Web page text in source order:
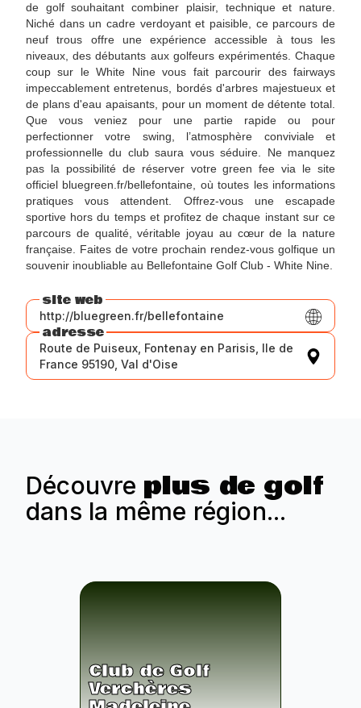
de golf souhaitant combiner plaisir, technique et nature.
Niché dans un cadre verdoyant et paisible, ce parcours de
neuf trous offre une expérience accessible à tous les
niveaux, des débutants aux golfeurs expérimentés. Chaque
coup sur le White Nine vous fait parcourir des fairways
impeccablement entretenus, bordés d'arbres majestueux et
de plans d'eau apaisants, pour un moment de détente total.
Que vous veniez pour une partie rapide ou pour
perfectionner votre swing, l’atmosphère conviviale et
professionnelle du club saura vous séduire. Ne manquez
pas la possibilité de réserver votre green fee via le site
officiel bluegreen.fr/bellefontaine, où toutes les informations
pratiques vous attendent. Offrez-vous une escapade
sportive hors du temps et profitez de chaque instant sur ce
parcours de qualité, véritable joyau au cœur de la nature
française. Faites de votre prochain rendez-vous golfique un
souvenir inoubliable au Bellefontaine Golf Club - White Nine.
site web
http://bluegreen.fr/bellefontaine
adresse
Route de Puiseux, Fontenay en Parisis, Ile de
France 95190, Val d'Oise
Découvre plus de golf
dans la même région...
Club de Golf
Verchères